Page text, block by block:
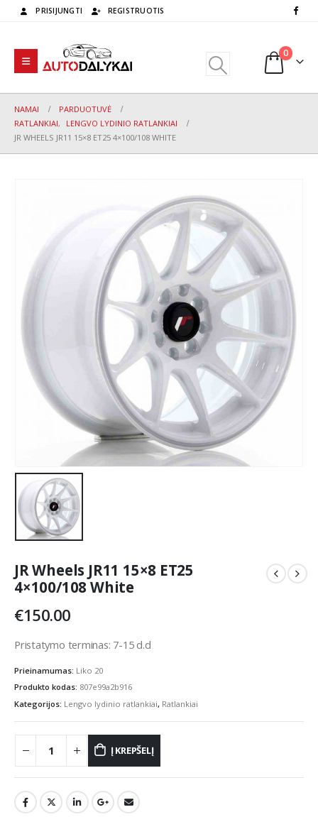
PRISIJUNGTI REGISTRUOTIS
0
NAMAI
PARDUOTUVĖ
RATLANKIAI,
LENGVO LYDINIO RATLANKIAI
JR WHEELS JR11 15×8 ET25 4×100/108 WHITE
JR Wheels JR11 15×8 ET25
4×100/108 White
€150.00
Pristatymo terminas: 7-15 d.d
Prieinamumas: Liko 20
Produkto kodas: 807e99a2b916
Kategorijos: Lengvo lydinio ratlankiai, Ratlankiai
Į KREPŠELĮ